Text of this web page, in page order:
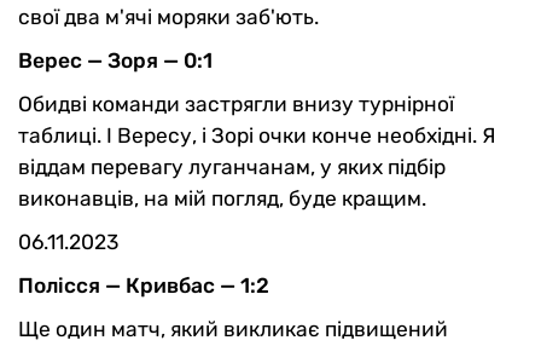
свої два м'ячі моряки заб'ють.
Верес — Зоря — 0:1
Обидві команди застрягли внизу турнірної
таблиці. І Вересу, і Зорі очки конче необхідні. Я
віддам перевагу луганчанам, у яких підбір
виконавців, на мій погляд, буде кращим.
06.11.2023
Полісся — Кривбас — 1:2
Ще один матч, який викликає підвищений